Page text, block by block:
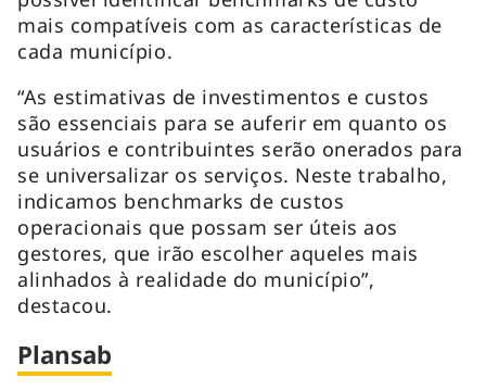
mais compatíveis com as características de
cada município.
“As estimativas de investimentos e custos
são essenciais para se auferir em quanto os
usuários e contribuintes serão onerados para
se universalizar os serviços. Neste trabalho,
indicamos benchmarks de custos
operacionais que possam ser úteis aos
gestores, que irão escolher aqueles mais
alinhados à realidade do município”,
destacou.
Plansab